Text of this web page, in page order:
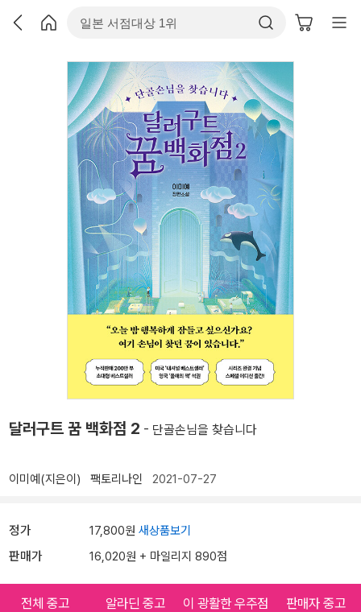
달러구트 꿈 백화점 2 - 단골손님을 찾습니다
이미예(지은이) 팩토리나인 2021-07-27
정가 17,800원 새상품보기
판매가 16,020원 + 마일리지 890점
전체 중고 알라딘 중고 이 광활한 우주점 판매자 중고